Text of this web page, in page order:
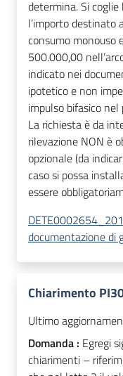
determina. Si
l’importo destinato
consumo monouso
500.000,00
indicato nei
ipotetico e non
impulso bifasico
La richiesta è da
rilevazione NON è
opzionale (da
caso si possa
essere
documentazione di
Chiarimento
Ultimo
Domanda : Egregi
chiarimenti –